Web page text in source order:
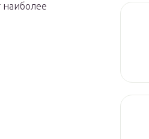
наиболее